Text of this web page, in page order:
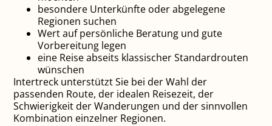
besondere Unterkünfte oder abgelegene
Regionen suchen
Wert auf persönliche Beratung und gute
Vorbereitung legen
eine Reise abseits klassischer Standardrouten
wünschen
Intertreck unterstützt Sie bei der Wahl der
passenden Route, der idealen Reisezeit, der
Schwierigkeit der Wanderungen und der sinnvollen
Kombination einzelner Regionen.